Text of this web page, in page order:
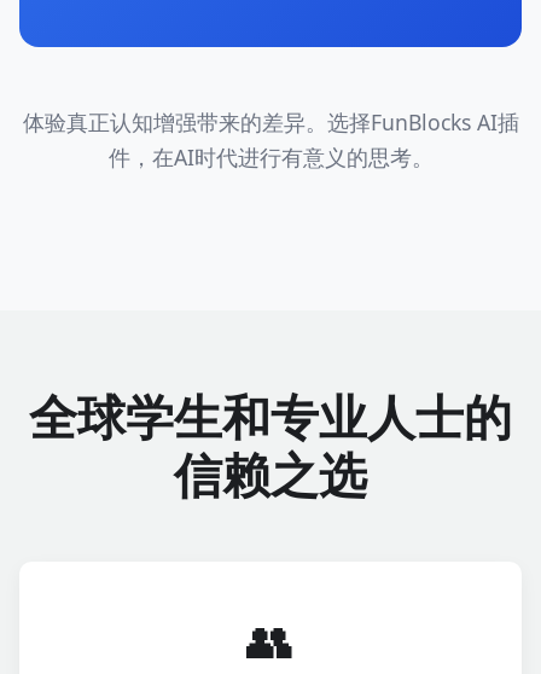
体验真正认知增强带来的差异。选择FunBlocks AI插
件，在AI时代进行有意义的思考。
全球学生和专业人士的
信赖之选
👥